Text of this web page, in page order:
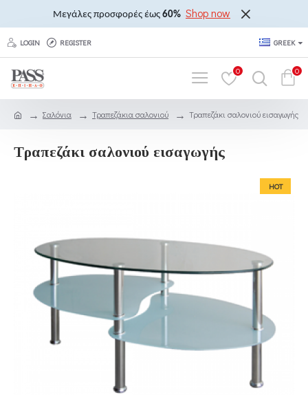
Μεγάλες προσφορές έως 60% Shop now
LOGIN REGISTER GREEK
0 0
Σαλόνια Τραπεζάκια σαλονιού Τραπεζάκι σαλονιού εισαγωγής
Τραπεζάκι σαλονιού εισαγωγής
HOT